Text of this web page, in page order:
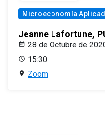
Microeconomía
Jeanne Lafortune,
28 de Octubre de
15:30
Zoom